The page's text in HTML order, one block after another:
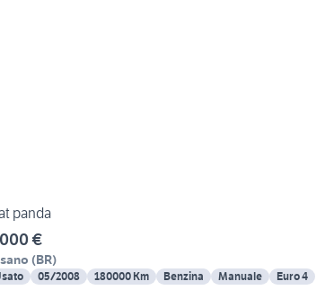
panda
€
(BR)
05/2008 180000 Km Benzina Manuale Euro 4